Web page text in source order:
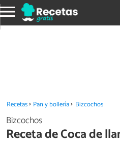
Recetas Pan y bollería Bizcochos
Bizcochos
Receta de Coca de